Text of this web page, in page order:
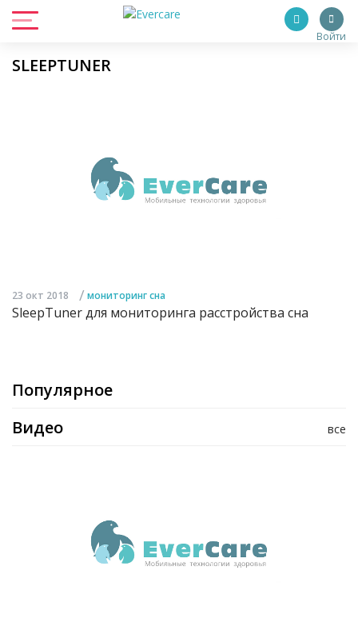
Войти
SLEEPTUNER
23 окт 2018 / мониторинг сна
SleepTuner для мониторинга расстройства сна
Популярное
все
Видео